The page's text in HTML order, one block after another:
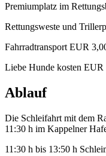
Premiumplatz im
Rettungsweste und
Fahrradtransport EUR
Liebe Hunde kosten
Ablauf
Die Schleifahrt mit dem
11:30 h im Kappelner
11:30 h bis 13:50 h